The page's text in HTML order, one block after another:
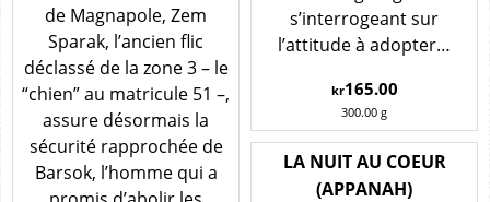
s’interrogeant sur
l’attitude à adopter…
kr165.00
300.00 g
de Magnapole, Zem
Sparak, l’ancien flic
déclassé de la zone 3 – le
“chien” au matricule 51 –,
assure désormais la
sécurité rapprochée de
Barsok, l’homme qui a
LA NUIT AU COEUR
(APPANAH)